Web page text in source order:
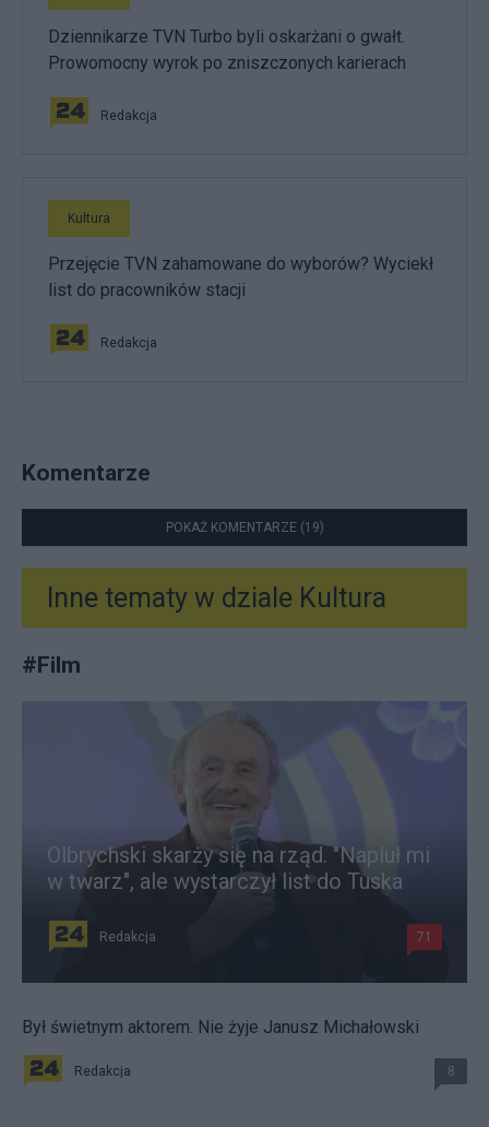
Dziennikarze TVN Turbo byli oskarżani o gwałt.
Prowomocny wyrok po zniszczonych karierach
Redakcja
Kultura
Przejęcie TVN zahamowane do wyborów? Wyciekł
list do pracowników stacji
Redakcja
Komentarze
POKAŻ KOMENTARZE (19)
Inne tematy w dziale Kultura
#Film
Olbrychski skarży się na rząd. "Napluł mi
w twarz", ale wystarczył list do Tuska
Redakcja 71
Był świetnym aktorem. Nie żyje Janusz Michałowski
Redakcja 8